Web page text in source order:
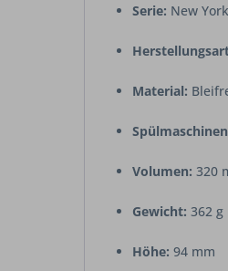
Serie: New
Material:
Volumen: 320
Gewicht: 362 g
Höhe: 94 mm